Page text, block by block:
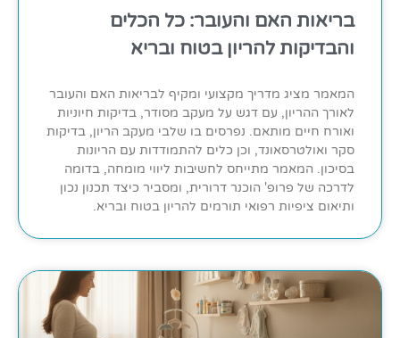
בריאות האם והעובר: כל הכלים
והבדיקות להריון בטוח ובריא
המאמר מציג מדריך מקצועי ומקיף לבריאות האם והעובר
לאורך ההריון, עם דגש על מעקב מסודר, בדיקות חיוניות
ואורח חיים מותאם. נפרסים בו שלבי מעקב הריון, בדיקות
סקר ואולטרסאונד, וכן כלים להתמודדות עם הריונות
בסיכון. המאמר מתייחס לחשיבות ליווי מומחה, בדומה
לדרכה של פרופ' הוכנר דרורית, ומסביר כיצד תכנון נכון
ותיאום ציפיות רפואי תורמים להריון בטוח ובריא.